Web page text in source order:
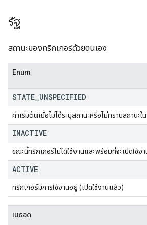
รัฐ
สถานะของทริกเกอร์ด้วยตนเอง
Enum
STATE UNSPECIFIED
ค่าเริ่มต้นเมื่อไม่ได้ระบุสถานะหรือไม่ทราบสถานะใ
INACTIVE
ขณะนี้ทริกเกอร์ไม่ได้ใช้งานและพร้อมที่จะเปิดใช้งา
ACTIVE
ทริกเกอร์มีการใช้งานอยู่ (เปิดใช้งานแล้ว)
เมธอด